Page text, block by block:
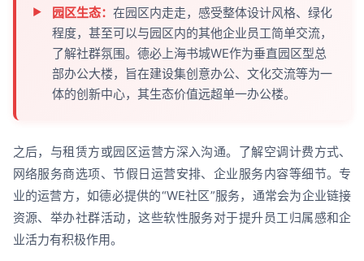
园区生态： 在园区内走走，感受整体设计风格、绿化
程度，甚至可以与园区内的其他企业员工简单交流，
了解社群氛围。德必上海书城WE作为垂直园区型总
部办公大楼，旨在建设集创意办公、文化交流等为一
体的创新中心，其生态价值远超单一办公楼。
之后，与租赁方或园区运营方深入沟通。了解空调计费方式、
网络服务商选项、节假日运营安排、企业服务内容等细节。专
业的运营方，如德必提供的“WE社区”服务，通常会为企业链接
资源、举办社群活动，这些软性服务对于提升员工归属感和企
业活力有积极作用。